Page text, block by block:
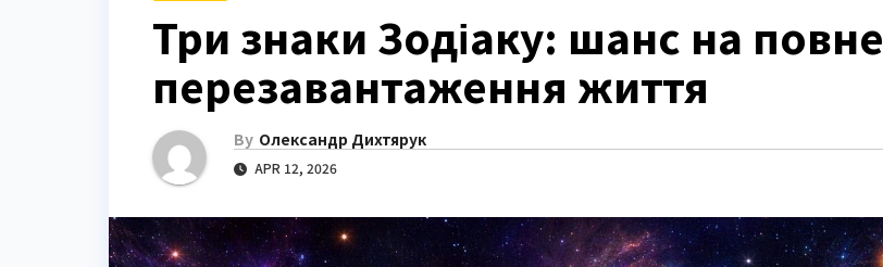
Три знаки Зодіаку: шанс на повне
перезавантаження життя
By Олександр Дихтярук
APR 12, 2026